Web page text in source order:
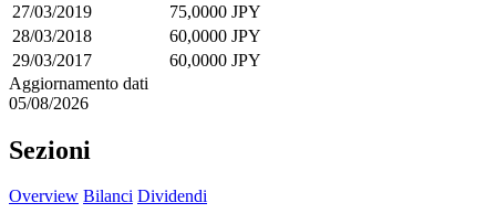
27/03/2019
75,0000 JPY
28/03/2018
60,0000 JPY
29/03/2017
60,0000 JPY
Aggiornamento dati
05/08/2026
Sezioni
Overview Bilanci Dividendi